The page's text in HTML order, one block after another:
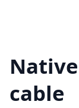
cable